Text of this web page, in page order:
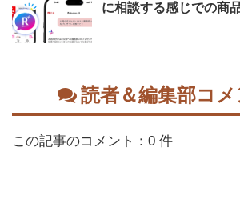
に相談する感じでの商
読者＆編集部コ
この記事のコメント：0 件